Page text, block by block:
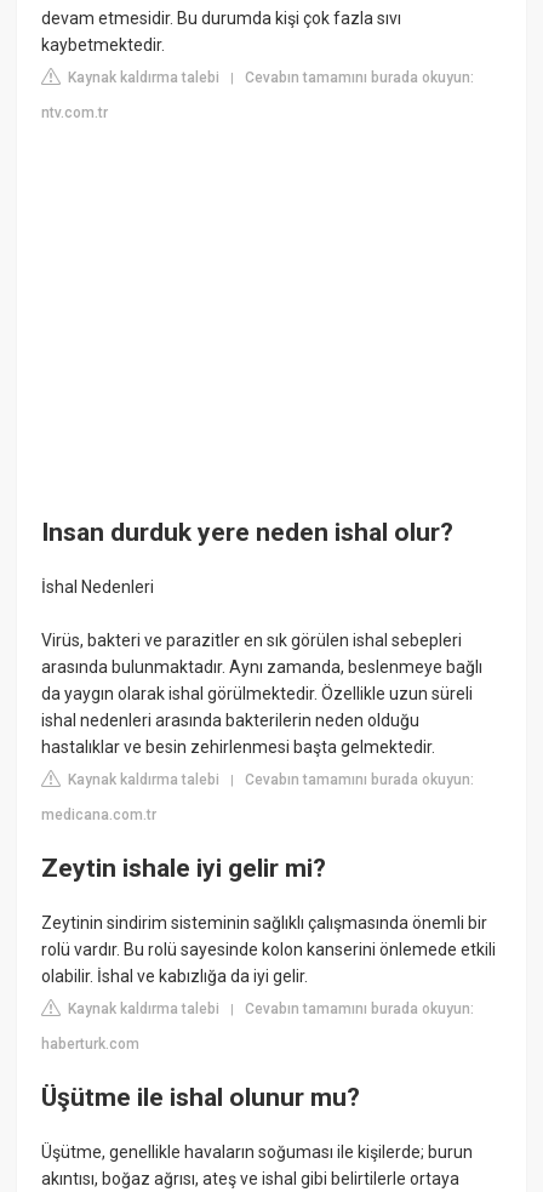
devam etmesidir. Bu durumda kişi çok fazla sıvı
kaybetmektedir.
Kaynak kaldırma talebi |Cevabın tamamını burada okuyun:
ntv.com.tr
Insan durduk yere neden ishal olur?
İshal Nedenleri
Virüs, bakteri ve parazitler en sık görülen ishal sebepleri
arasında bulunmaktadır. Aynı zamanda, beslenmeye bağlı
da yaygın olarak ishal görülmektedir. Özellikle uzun süreli
ishal nedenleri arasında bakterilerin neden olduğu
hastalıklar ve besin zehirlenmesi başta gelmektedir.
Kaynak kaldırma talebi |Cevabın tamamını burada okuyun:
medicana.com.tr
Zeytin ishale iyi gelir mi?
Zeytinin sindirim sisteminin sağlıklı çalışmasında önemli bir
rolü vardır. Bu rolü sayesinde kolon kanserini önlemede etkili
olabilir. İshal ve kabızlığa da iyi gelir.
Kaynak kaldırma talebi |Cevabın tamamını burada okuyun:
haberturk.com
Üşütme ile ishal olunur mu?
Üşütme, genellikle havaların soğuması ile kişilerde; burun
akıntısı, boğaz ağrısı, ateş ve ishal gibi belirtilerle ortaya